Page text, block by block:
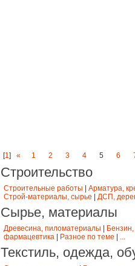
[1] « 1 2 3 4 5 6
Строительство
Строительные работы
Арматура,
Строй-материалы, сырье
ДСП,
Сырье, материалы
Древесина, пиломатериалы
фармацевтика
Разное по теме ...
Текстиль, одежда,